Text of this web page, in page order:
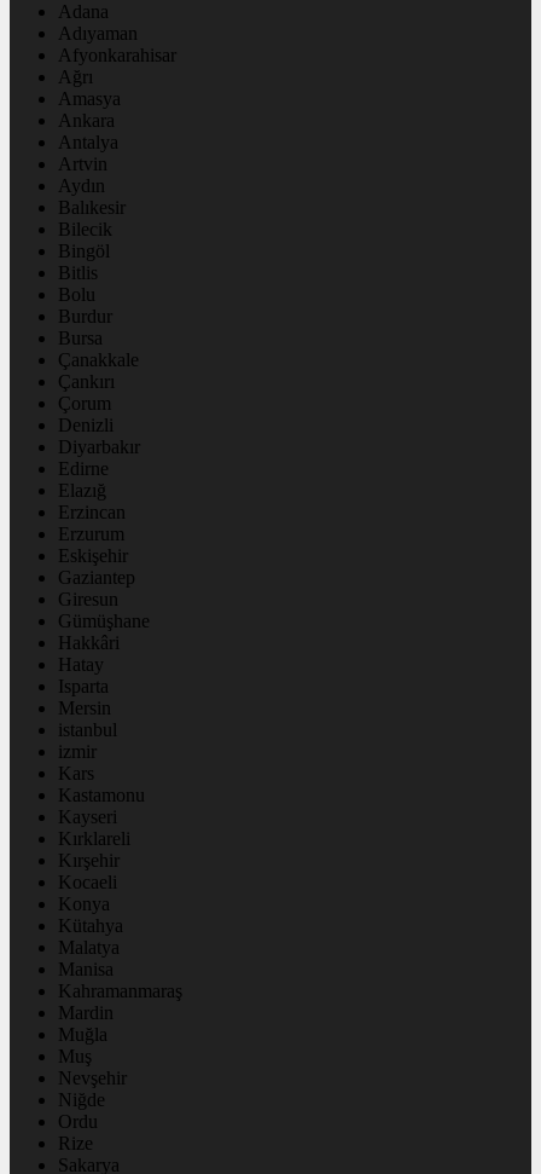
Adana
Adıyaman
Afyonkarahisar
Ağrı
Amasya
Ankara
Antalya
Artvin
Aydın
Balıkesir
Bilecik
Bingöl
Bitlis
Bolu
Burdur
Bursa
Çanakkale
Çankırı
Çorum
Denizli
Diyarbakır
Edirne
Elazığ
Erzincan
Erzurum
Eskişehir
Gaziantep
Giresun
Gümüşhane
Hakkâri
Hatay
Isparta
Mersin
istanbul
izmir
Kars
Kastamonu
Kayseri
Kırklareli
Kırşehir
Kocaeli
Konya
Kütahya
Malatya
Manisa
Kahramanmaraş
Mardin
Muğla
Muş
Nevşehir
Niğde
Ordu
Rize
Sakarya